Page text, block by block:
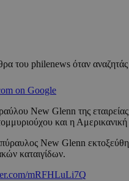
του philenews όταν
on Google
New Glenn της εταιρείας
και η
New Glenn
καταιγίδων.
mRFHLuLi7Q